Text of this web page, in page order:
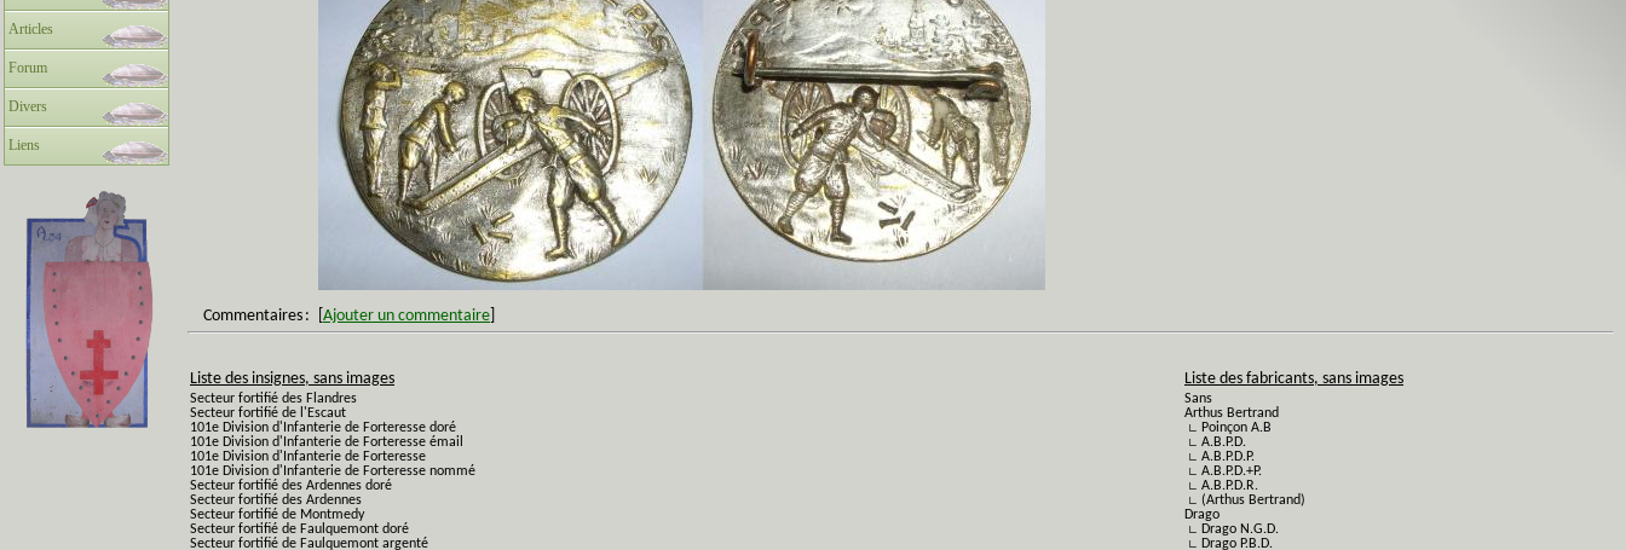
Articles
Forum
Divers
Liens
Commentaires : Ajouter un commentaire
Liste des insignes, sans images
Secteur fortifié des Flandres
Secteur fortifié de l'Escaut
101e Division d'Infanterie de Forteresse doré
101e Division d'Infanterie de Forteresse émail
101e Division d'Infanterie de Forteresse
101e Division d'Infanterie de Forteresse nommé
Secteur fortifié des Ardennes doré
Secteur fortifié des Ardennes
Secteur fortifié de Montmedy
Secteur fortifié de Faulquemont doré
Secteur fortifié de Faulquemont argenté
Liste des fabricants, sans images
Sans
Arthus Bertrand
∟ Poinçon A.B
∟ A.B.P.D.
∟ A.B.P.D.P.
∟ A.B.P.D.+P.
∟ A.B.P.D.R.
∟ (Arthus Bertrand)
Drago
∟ Drago N.G.D.
∟ Drago P.B.D.